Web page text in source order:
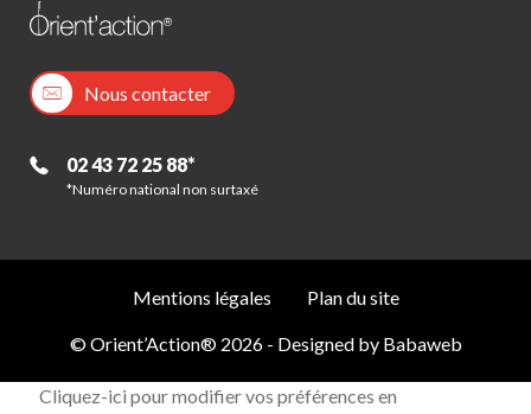
Nous contacter
02 43 72 25 88*
*Numéro national non surtaxé
© Orient’Action® 2026 - Designed by Babaweb
Mentions légales Plan du site
Cliquez-ici pour modifier vos préférences en